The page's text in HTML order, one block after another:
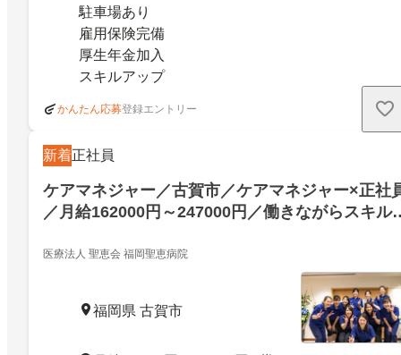
駐車場あり
雇用保険完備
厚生年金加入
スキルアップ
かんたん応募登録エントリー
新着正社員
ケアマネジャー／古賀市／ケアマネジャー×正社
／月給162000円～247000円／働きながらスキル
ております／古賀市／25650508
医療法人 聖恵会 福岡聖恵病院
福岡県 古賀市